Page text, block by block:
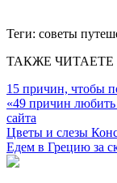
Теги: советы
ТАКЖЕ ЧИТАЕТЕ
15 причин, чтобы
«49 причин любить
сайта
Цветы и слезы
Едем в Грецию за